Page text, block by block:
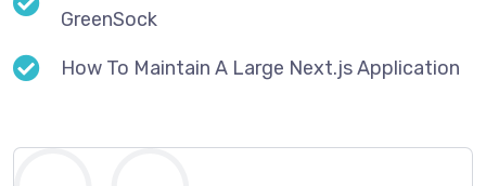
GreenSock
How To Maintain A Large Next.js Application